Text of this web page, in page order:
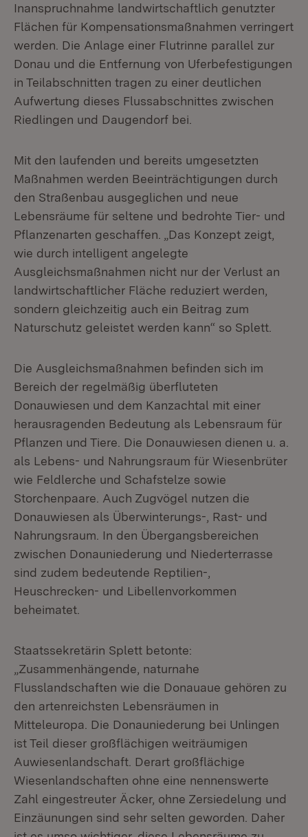
Inanspruchnahme landwirtschaftlich genutzter
Flächen für Kompensationsmaßnahmen verringert
werden. Die Anlage einer Flutrinne parallel zur
Donau und die Entfernung von Uferbefestigungen
in Teilabschnitten tragen zu einer deutlichen
Aufwertung dieses Flussabschnittes zwischen
Riedlingen und Daugendorf bei.
Mit den laufenden und bereits umgesetzten
Maßnahmen werden Beeinträchtigungen durch
den Straßenbau ausgeglichen und neue
Lebensräume für seltene und bedrohte Tier- und
Pflanzenarten geschaffen. „Das Konzept zeigt,
wie durch intelligent angelegte
Ausgleichsmaßnahmen nicht nur der Verlust an
landwirtschaftlicher Fläche reduziert werden,
sondern gleichzeitig auch ein Beitrag zum
Naturschutz geleistet werden kann“ so Splett.
Die Ausgleichsmaßnahmen befinden sich im
Bereich der regelmäßig überfluteten
Donauwiesen und dem Kanzachtal mit einer
herausragenden Bedeutung als Lebensraum für
Pflanzen und Tiere. Die Donauwiesen dienen u. a.
als Lebens- und Nahrungsraum für Wiesenbrüter
wie Feldlerche und Schafstelze sowie
Storchenpaare. Auch Zugvögel nutzen die
Donauwiesen als Überwinterungs-, Rast- und
Nahrungsraum. In den Übergangsbereichen
zwischen Donauniederung und Niederterrasse
sind zudem bedeutende Reptilien-,
Heuschrecken- und Libellenvorkommen
beheimatet.
Staatssekretärin Splett betonte:
„Zusammenhängende, naturnahe
Flusslandschaften wie die Donauaue gehören zu
den artenreichsten Lebensräumen in
Mitteleuropa. Die Donauniederung bei Unlingen
ist Teil dieser großflächigen weiträumigen
Auwiesenlandschaft. Derart großflächige
Wiesenlandschaften ohne eine nennenswerte
Zahl eingestreuter Äcker, ohne Zersiedelung und
Einzäunungen sind sehr selten geworden. Daher